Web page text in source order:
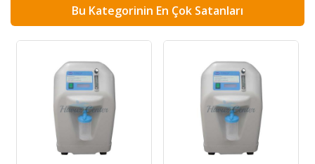
Bu Kategorinin En Çok Satanları